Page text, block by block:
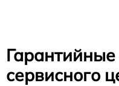
Гарантийные
сервисного